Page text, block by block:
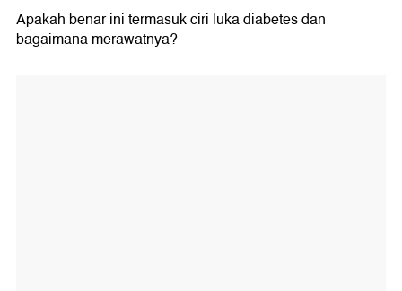
Apakah benar ini termasuk ciri luka diabetes dan
bagaimana merawatnya?